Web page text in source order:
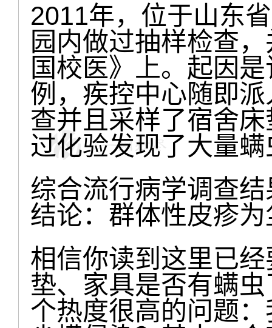
2011年，位于山东
园内做过抽样检查
国校医》上。起因
例，疾控中心随即
查并且采样了宿舍
过化验发现了大量
综合流行病学调查
结论：群体性皮疹
相信你读到这里已
垫、家具是否有螨
个热度很高的问题